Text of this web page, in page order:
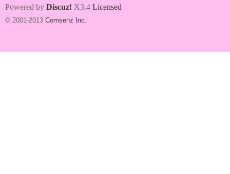
Powered by Discuz! X3.4 Licensed
© 2001-2013 Comsenz Inc.